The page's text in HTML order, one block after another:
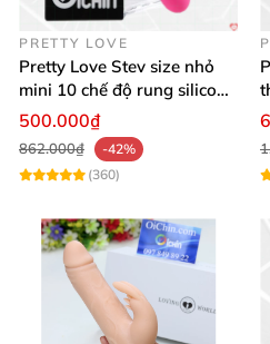
Kết hợp tự nhiên trong
đồng thời sử dụng
để tối ưu hóa tìm kiếm.
CTA
Mua ngay để trải nghiệm
và cảm nhận sự khác biệt
PRETTY LOVE
Pretty Love Stev size nhỏ
mini 10 chế độ rung silicone
mềm
500.000₫
862.000₫
-42%
(360)